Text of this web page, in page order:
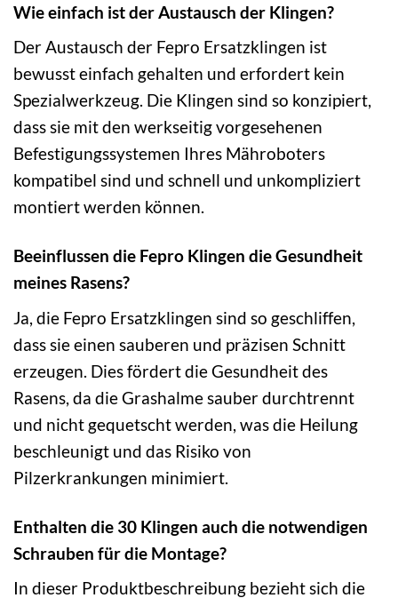
Wie einfach ist der Austausch der Klingen?
Der Austausch der Fepro Ersatzklingen ist
bewusst einfach gehalten und erfordert kein
Spezialwerkzeug. Die Klingen sind so konzipiert,
dass sie mit den werkseitig vorgesehenen
Befestigungssystemen Ihres Mähroboters
kompatibel sind und schnell und unkompliziert
montiert werden können.
Beeinflussen die Fepro Klingen die Gesundheit
meines Rasens?
Ja, die Fepro Ersatzklingen sind so geschliffen,
dass sie einen sauberen und präzisen Schnitt
erzeugen. Dies fördert die Gesundheit des
Rasens, da die Grashalme sauber durchtrennt
und nicht gequetscht werden, was die Heilung
beschleunigt und das Risiko von
Pilzerkrankungen minimiert.
Enthalten die 30 Klingen auch die notwendigen
Schrauben für die Montage?
In dieser Produktbeschreibung bezieht sich die